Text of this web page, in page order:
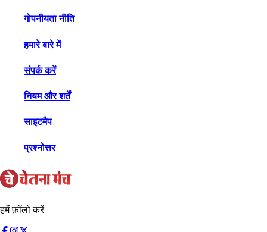
गोपनीयता नीति
हमारे बारे में
संपर्क करें
नियम और शर्तें
साइटमैप
प्रश्नोत्तर
हमें फ़ॉलो करें